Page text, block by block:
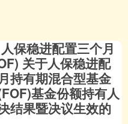
保稳进配置三个月
关于人保稳进配
持有期混合型基金
基金份额持有人
结果暨决议生效的